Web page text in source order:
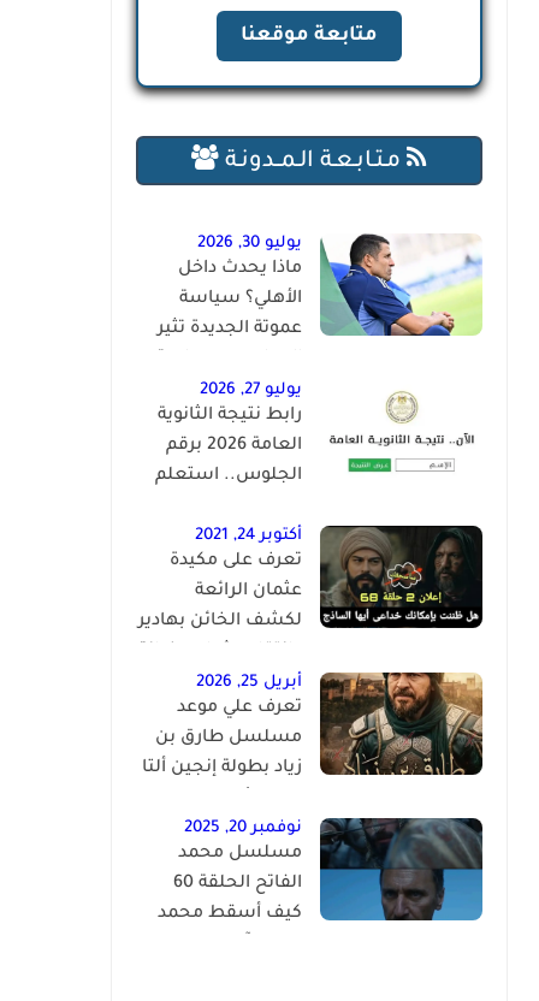
متابعة موقعنا
مـتـابـعـة الـمــدونـة
يوليو 30, 2026
ماذا يحدث داخل
الأهلي؟ سياسة
عموتة الجديدة تثير
لافيينا
يوليو 27, 2026
رابط نتيجة الثانوية
العامة 2026 برقم
الجلوس.. استعلم
رسميًا
أكتوبر 24, 2021
تعرف على مكيدة
عثمان الرائعة
لكشف الخائن بهادير
كوسيس المؤسس
عثمان الحلقة 68
أبريل 25, 2026
تعرف علي موعد
مسلسل طارق بن
زياد بطولة إنجين ألتا
نوفمبر 20, 2025
مسلسل محمد
الفاتح الحلقة 60
كيف أسقط محمد